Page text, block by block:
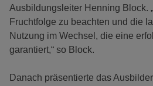
Ausbildungsleiter Henning Block.
Fruchtfolge zu beachten und die
Nutzung im Wechsel, die eine
garantiert,“ so Block.
Danach präsentierte das